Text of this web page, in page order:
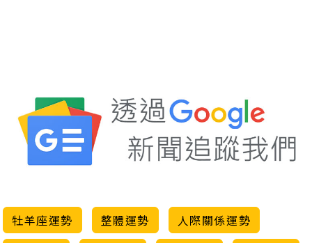
牡羊座運勢 整體運勢
人際關係運勢